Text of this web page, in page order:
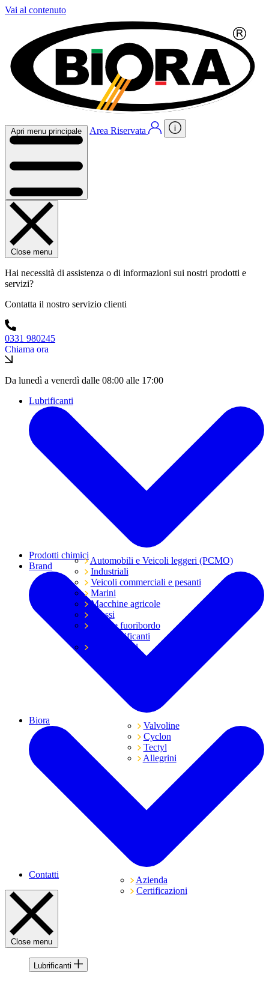
Vai al contenuto
Apri menu principale Area Riservata
Close menu
Hai necessità di assistenza o di informazioni sui nostri prodotti e
servizi?
Contatta il nostro servizio clienti
0331 980245
Chiama ora
Da lunedì a venerdì dalle 08:00 alle 17:00
Lubrificanti
Automobili e Veicoli leggeri (PCMO)
Industriali
Veicoli commerciali e pesanti
Marini
Macchine agricole
Grassi
Moto e fuoribordo
Tutti i lubrificanti
Trasmissioni
Prodotti chimici
Brand
Valvoline
Cyclon
Tectyl
Allegrini
Biora
Azienda
Certificazioni
Contatti
Close menu
Lubrificanti